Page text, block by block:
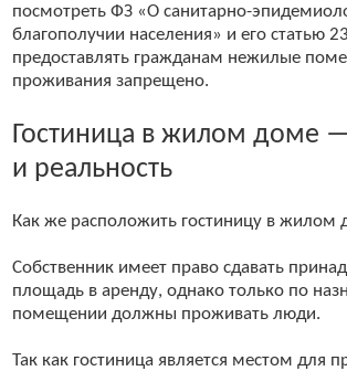
посмотреть ФЗ «О санитарно-
благополучии населения» и его статью
предоставлять гражданам нежилые
проживания запрещено.
Гостиница в жилом доме
и реальность
Как же расположить гостиницу в жилом
Собственник имеет право сдавать
площадь в аренду, однако только по
помещении должны проживать люди.
Так как гостиница является местом для